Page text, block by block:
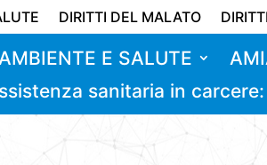
DIRITTI DEL MALATO
E SALUTE
sanitaria in